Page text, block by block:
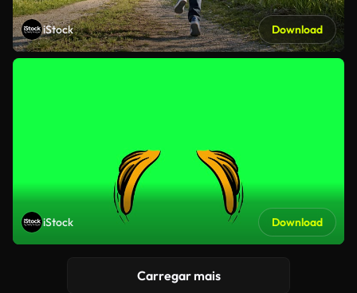
iStock Download
iStock Download
Carregar mais